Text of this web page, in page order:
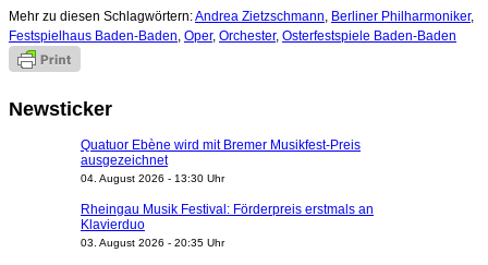
Mehr zu diesen Schlagwörtern:Andrea Zietzschmann, Berliner Philharmoniker,
Festspielhaus Baden-Baden, Oper, Orchester, Osterfestspiele Baden-Baden
Newsticker
Quatuor Ebène wird mit Bremer Musikfest-Preis
ausgezeichnet
04. August 2026 - 13:30 Uhr
Rheingau Musik Festival: Förderpreis erstmals an
Klavierduo
03. August 2026 - 20:35 Uhr